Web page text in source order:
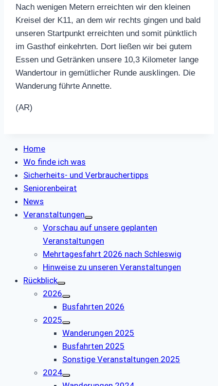
Nach wenigen Metern erreichten wir den kleinen
Kreisel der K11, an dem wir rechts gingen und bald
unseren Startpunkt erreichten und somit pünktlich
im Gasthof einkehrten. Dort ließen wir bei gutem
Essen und Getränken unsere 10,3 Kilometer lange
Wandertour in gemütlicher Runde ausklingen. Die
Wanderung führte Annette.
(AR)
Home
Wo finde ich was
Sicherheits- und Verbrauchertipps
Seniorenbeirat
News
Veranstaltungen
Vorschau auf unsere geplanten
Veranstaltungen
Mehrtagesfahrt 2026 nach Schleswig
Hinweise zu unseren Veranstaltungen
Rückblick
2026
Busfahrten 2026
2025
Wanderungen 2025
Busfahrten 2025
Sonstige Veranstaltungen 2025
2024